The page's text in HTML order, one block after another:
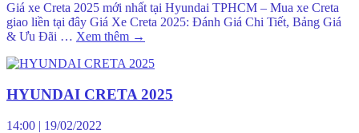
Giá xe Creta 2025 mới nhất tại Hyundai TPHCM – Mua xe Creta
giao liền tại đây Giá Xe Creta 2025: Đánh Giá Chi Tiết, Bảng Giá
& Ưu Đãi … Xem thêm →
HYUNDAI CRETA 2025
14:00 | 19/02/2022